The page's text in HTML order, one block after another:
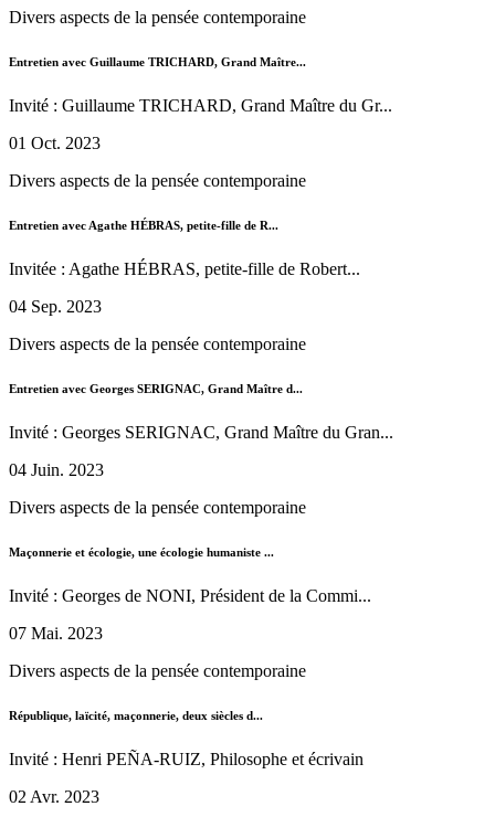
Divers aspects de la pensée contemporaine
Entretien avec Guillaume TRICHARD, Grand Maître...
Invité : Guillaume TRICHARD, Grand Maître du Gr...
01 Oct. 2023
Divers aspects de la pensée contemporaine
Entretien avec Agathe HÉBRAS, petite-fille de R...
Invitée : Agathe HÉBRAS, petite-fille de Robert...
04 Sep. 2023
Divers aspects de la pensée contemporaine
Entretien avec Georges SERIGNAC, Grand Maître d...
Invité : Georges SERIGNAC, Grand Maître du Gran...
04 Juin. 2023
Divers aspects de la pensée contemporaine
Maçonnerie et écologie, une écologie humaniste ...
Invité : Georges de NONI, Président de la Commi...
07 Mai. 2023
Divers aspects de la pensée contemporaine
République, laïcité, maçonnerie, deux siècles d...
Invité : Henri PEÑA-RUIZ, Philosophe et écrivain
02 Avr. 2023